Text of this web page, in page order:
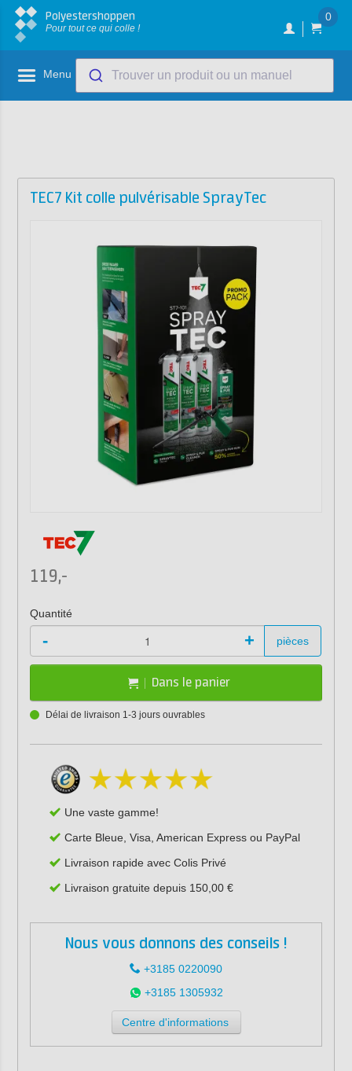
Polyestershoppen
Pour tout ce qui colle !
0
Menu Trouver un produit ou un manuel
TEC7 Kit colle pulvérisable SprayTec
119,-
Quantité
- + pièces
Dans le panier
Délai de livraison 1-3 jours ouvrables
Une vaste gamme!
Carte Bleue, Visa, American Express ou PayPal
Livraison rapide avec Colis Privé
Livraison gratuite depuis 150,00 €
Nous vous donnons des conseils !
+3185 0220090
+3185 1305932
Centre d'informations